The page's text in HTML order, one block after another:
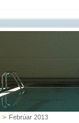
> Febrúar 2013